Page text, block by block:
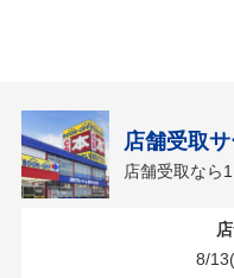
店舗受取
店舗受取なら
8/